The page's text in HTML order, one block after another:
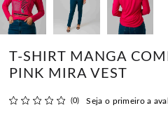
T-SHIRT MANGA
PINK MIRA VEST
(0) Seja o primeiro a